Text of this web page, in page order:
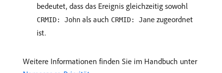
bedeutet, dass das Ereignis gleichzeitig sowohl
CRMID: John als auch CRMID: Jane zugeordnet
ist.
Weitere Informationen finden Sie im Handbuch unter